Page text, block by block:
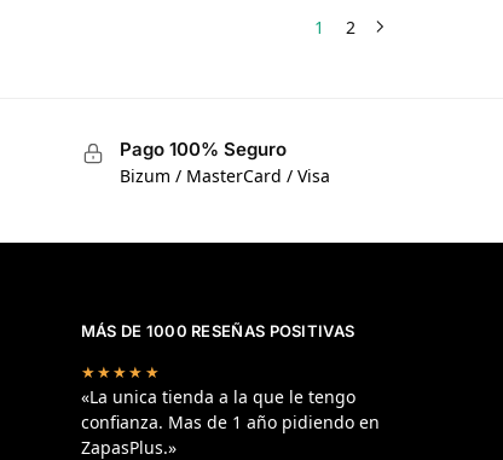
1 2
Pago 100% Seguro
Bizum / MasterCard / Visa
MÁS DE 1000 RESEÑAS POSITIVAS
★★★★★
«La unica tienda a la que le tengo
confianza. Mas de 1 año pidiendo en
ZapasPlus.»